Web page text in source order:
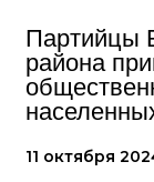
Партийцы
района
11 октября